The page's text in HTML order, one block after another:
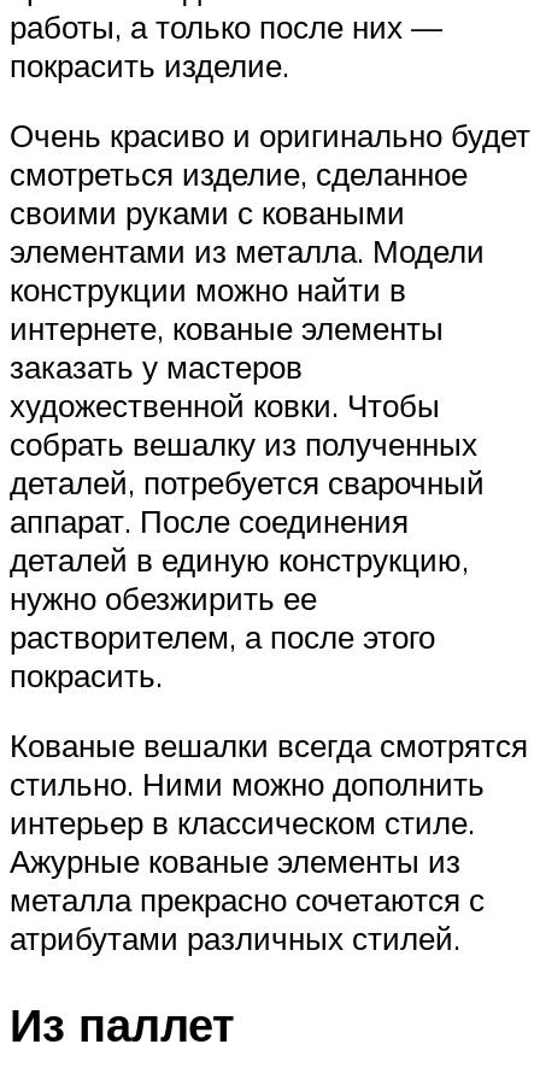
работы, а только после них —
покрасить изделие.
Очень красиво и оригинально будет
смотреться изделие, сделанное
своими руками с коваными
элементами из металла. Модели
конструкции можно найти в
интернете, кованые элементы
заказать у мастеров
художественной ковки. Чтобы
собрать вешалку из полученных
деталей, потребуется сварочный
аппарат. После соединения
деталей в единую конструкцию,
нужно обезжирить ее
растворителем, а после этого
покрасить.
Кованые вешалки всегда смотрятся
стильно. Ними можно дополнить
интерьер в классическом стиле.
Ажурные кованые элементы из
металла прекрасно сочетаются с
атрибутами различных стилей.
Из паллет